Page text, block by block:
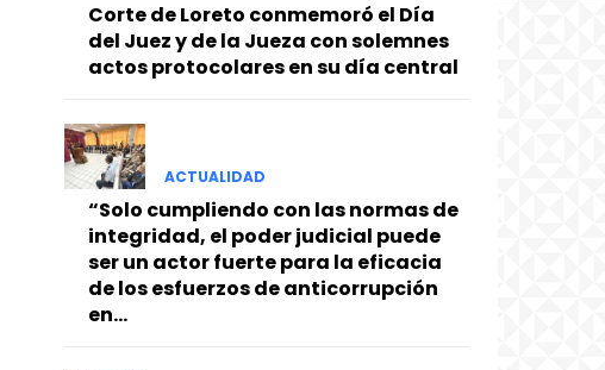
Corte de Loreto conmemoró el Día
del Juez y de la Jueza con solemnes
actos protocolares en su día central
ACTUALIDAD
“Solo cumpliendo con las normas de
integridad, el poder judicial puede
ser un actor fuerte para la eficacia
de los esfuerzos de anticorrupción
en...